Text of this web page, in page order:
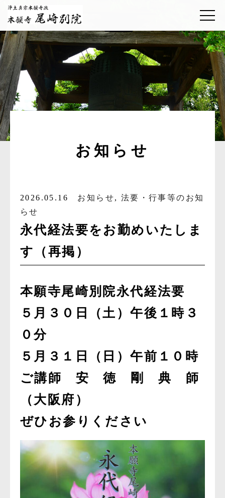
お知らせ
2026.05.16 お知らせ, 法要・行事等のお知
らせ
永代経法要をお勤めいたしま
す（再掲）
本願寺尾崎別院永代経法要
５月３０日（土）午後１時３
０分
５月３１日（日）午前１０時
ご講師 安 徳 剛 典 師
（大阪府）
ぜひお参りください